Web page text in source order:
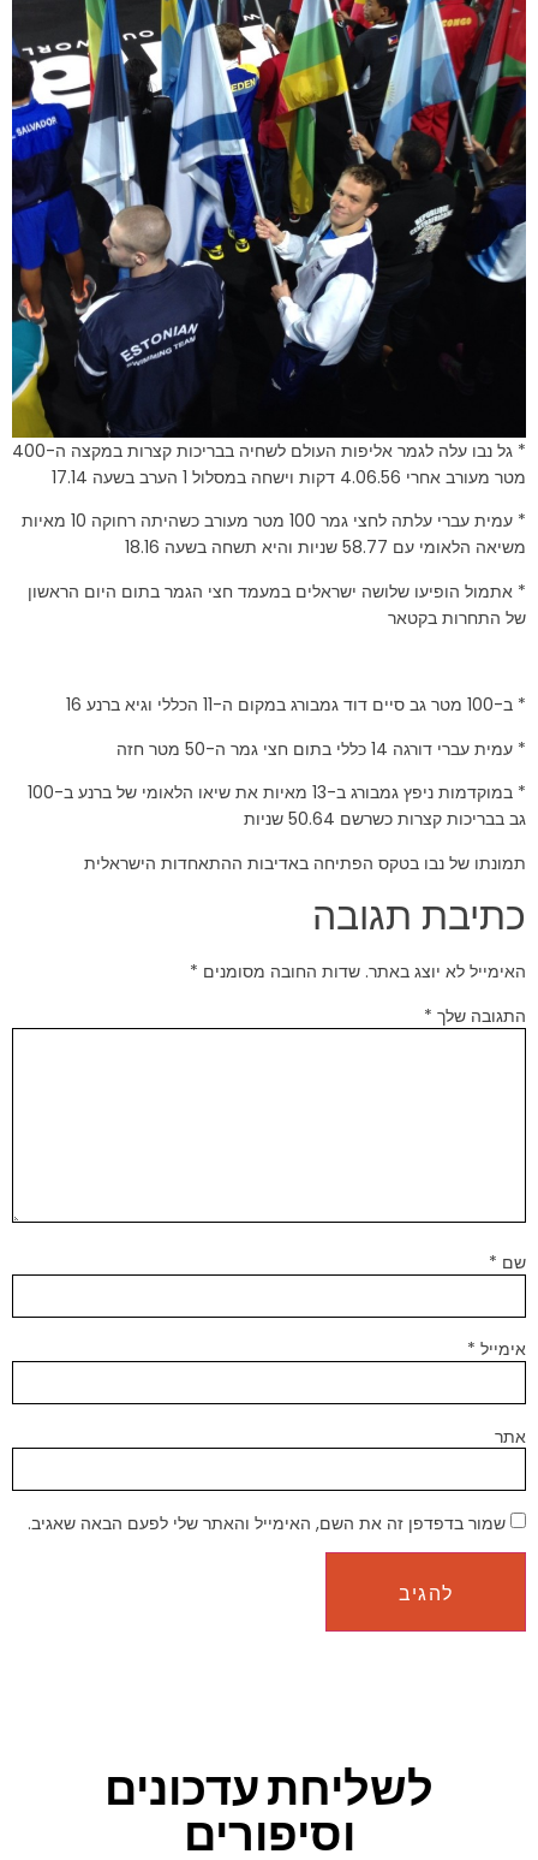
* גל נבו עלה לגמר אליפות העולם לשחיה בבריכות קצרות במקצה ה-400
מטר מעורב אחרי 4.06.56 דקות וישחה במסלול 1 הערב בשעה 17.14
* עמית עברי עלתה לחצי גמר 100 מטר מעורב כשהיתה רחוקה 10 מאיות
משיאה הלאומי עם 58.77 שניות והיא תשחה בשעה 18.16
* אתמול הופיעו שלושה ישראלים במעמד חצי הגמר בתום היום הראשון
של התחרות בקטאר
* ב-100 מטר גב סיים דוד גמבורג במקום ה-11 הכללי וגיא ברנע 16
* עמית עברי דורגה 14 כללי בתום חצי גמר ה-50 מטר חזה
* במוקדמות ניפץ גמבורג ב-13 מאיות את שיאו הלאומי של ברנע ב-100
גב בבריכות קצרות כשרשם 50.64 שניות
תמונתו של נבו בטקס הפתיחה באדיבות ההתאחדות הישראלית
כתיבת תגובה
האימייל לא יוצג באתר. שדות החובה מסומנים *
התגובה שלך *
שם *
אימייל *
אתר
שמור בדפדפן זה את השם, האימייל והאתר שלי לפעם הבאה שאגיב.
לשליחת עדכונים
וסיפורים